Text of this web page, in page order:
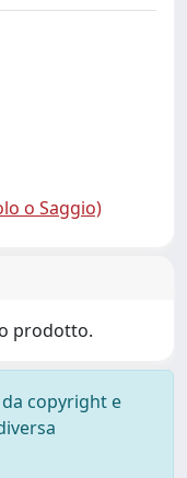
o Saggio)
prodotto.
copyright e